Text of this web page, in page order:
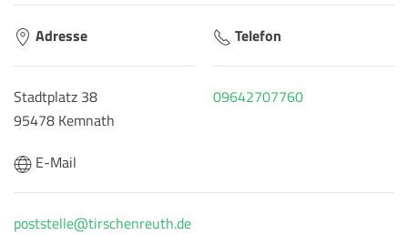
Adresse
Stadtplatz 38
95478 Kemnath
Telefon
09642707760
E-Mail
poststelle@tirschenreuth.de